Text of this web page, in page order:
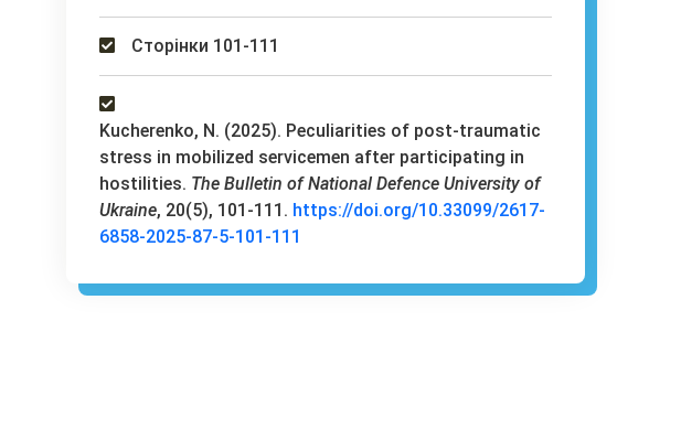
Сторінки 101-111
Kucherenko, N. (2025). Peculiarities of post-traumatic
stress in mobilized servicemen after participating in
hostilities. The Bulletin of National Defence University of
Ukraine, 20(5), 101-111. https://doi.org/10.33099/2617-
6858-2025-87-5-101-111